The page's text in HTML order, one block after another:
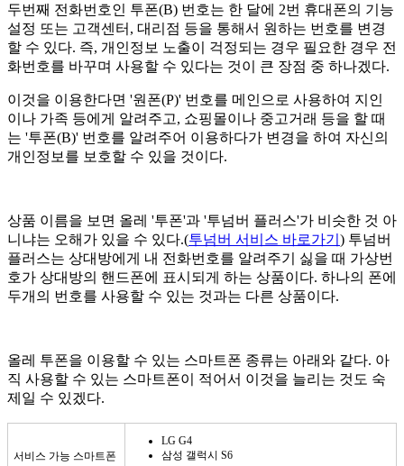
두번째 전화번호인 투폰(B) 번호는 한 달에 2번 휴대폰의 기능
설정 또는 고객센터, 대리점 등을 통해서 원하는 번호를 변경
할 수 있다. 즉, 개인정보 노출이 걱정되는 경우 필요한 경우 전
화번호를 바꾸며 사용할 수 있다는 것이 큰 장점 중 하나겠다.
이것을 이용한다면 '원폰(P)' 번호를 메인으로 사용하여 지인
이나 가족 등에게 알려주고, 쇼핑몰이나 중고거래 등을 할 때
는 '투폰(B)' 번호를 알려주어 이용하다가 변경을 하여 자신의
개인정보를 보호할 수 있을 것이다.
상품 이름을 보면 올레 '투폰'과 '투넘버 플러스'가 비슷한 것 아
니냐는 오해가 있을 수 있다.(투넘버 서비스 바로가기 ) 투넘버
플러스는 상대방에게 내 전화번호를 알려주기 싫을 때 가상번
호가 상대방의 핸드폰에 표시되게 하는 상품이다. 하나의 폰에
두개의 번호를 사용할 수 있는 것과는 다른 상품이다.
올레 투폰을 이용할 수 있는 스마트폰 종류는 아래와 같다. 아
직 사용할 수 있는 스마트폰이 적어서 이것을 늘리는 것도 숙
제일 수 있겠다.
서비스 가능 스마트폰
LG G4
삼성 갤럭시 S6